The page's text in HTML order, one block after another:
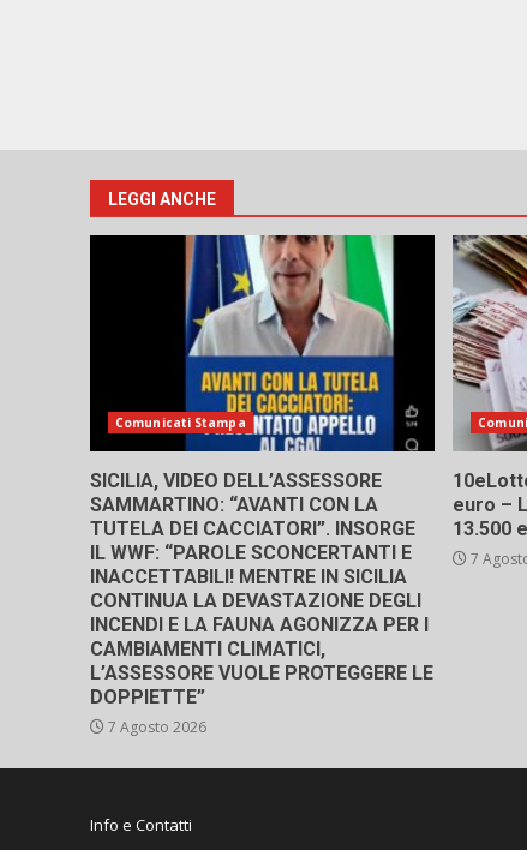
LEGGI ANCHE
Comunicati Stampa
SICILIA, VIDEO DELL’ASSESSORE
SAMMARTINO: “AVANTI CON LA
TUTELA DEI CACCIATORI”. INSORGE
IL WWF: “PAROLE SCONCERTANTI E
INACCETTABILI! MENTRE IN SICILIA
CONTINUA LA DEVASTAZIONE DEGLI
INCENDI E LA FAUNA AGONIZZA PER I
CAMBIAMENTI CLIMATICI,
L’ASSESSORE VUOLE PROTEGGERE LE
DOPPIETTE”
7 Agosto 2026
euro –
13.500
7
Info e Contatti